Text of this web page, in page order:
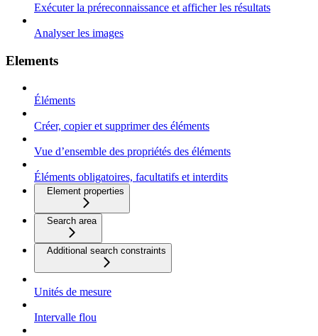
Exécuter la préreconnaissance et afficher les résultats
Analyser les images
Elements
Éléments
Créer, copier et supprimer des éléments
Vue d’ensemble des propriétés des éléments
Éléments obligatoires, facultatifs et interdits
Element properties
Search area
Additional search constraints
Unités de mesure
Intervalle flou